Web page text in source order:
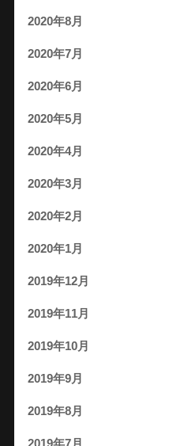
2020年8月
2020年7月
2020年6月
2020年5月
2020年4月
2020年3月
2020年2月
2020年1月
2019年12月
2019年11月
2019年10月
2019年9月
2019年8月